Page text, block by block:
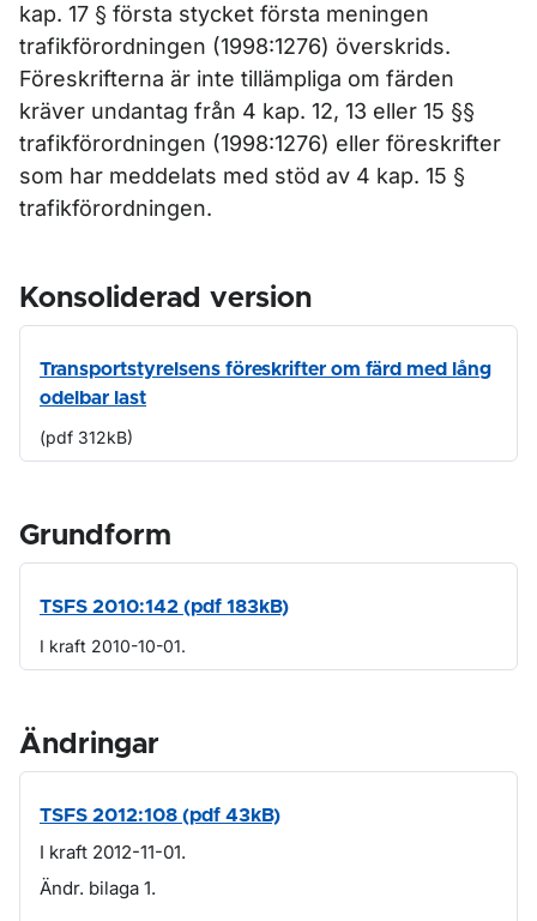
kap. 17 § första stycket första meningen
trafikförordningen (1998:1276) överskrids.
Föreskrifterna är inte tillämpliga om färden
kräver undantag från 4 kap. 12, 13 eller 15 §§
trafikförordningen (1998:1276) eller föreskrifter
som har meddelats med stöd av 4 kap. 15 §
trafikförordningen.
Konsoliderad version
Transportstyrelsens föreskrifter om färd med lång
odelbar last
(pdf 312kB)
Grundform
TSFS 2010:142 (pdf 183kB)
I kraft 2010-10-01.
Ändringar
TSFS 2012:108 (pdf 43kB)
I kraft 2012-11-01.
Ändr. bilaga 1.